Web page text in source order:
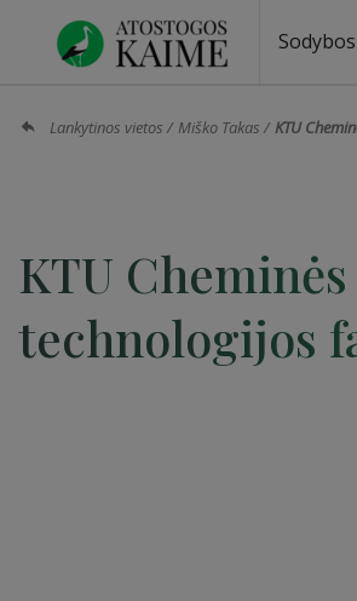
Sodybos
Lankytinos vietos Miško Takas KTU
KTU Cheminės
technologijos